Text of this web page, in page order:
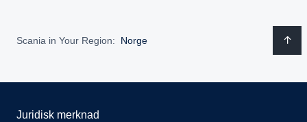
Scania in Your Region: Norge
Juridisk merknad